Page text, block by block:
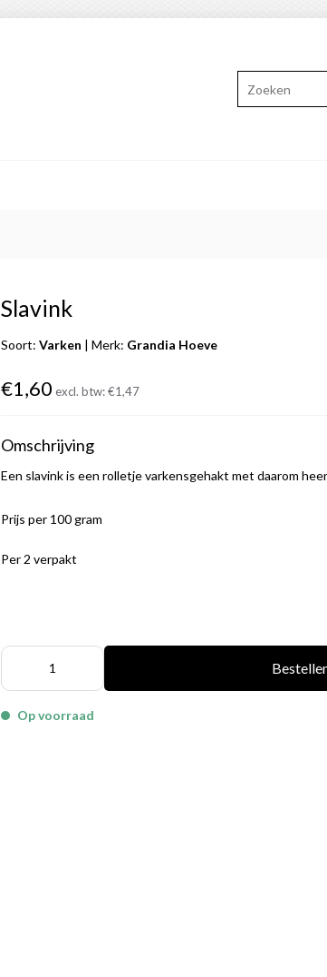
Slavink
Soort:Varken |Merk: Grandia Hoeve
€1,60 excl. btw:€1,47
Omschrijving
Een slavink is een rolletje varkensgehakt met daarom
Prijs per 100 gram
Per 2 verpakt
Op voorraad